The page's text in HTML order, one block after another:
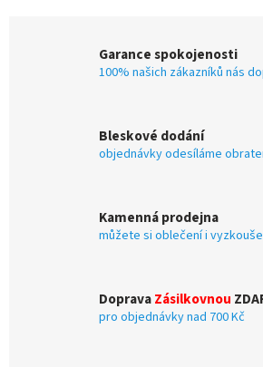
d
a
p
r
v
v
ý
u
Garance spokojenosti
100% našich zákazníků nás
Bleskové dodání
objednávky odesíláme
Kamenná prodejna
můžete si oblečení i
DopravaZásilkovnou
pro objednávky nad 700 Kč